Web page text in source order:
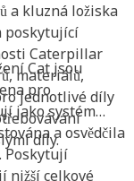
a kluzná ložiska
poskytující
Caterpillar
materiálů,
jednotlivé díly
díly.
Cat jsou
pro
jako systém
a osvědčila
Poskytují
nižší celkové